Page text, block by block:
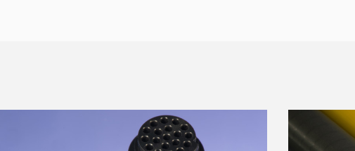
Update
KUNSTSTOFF
SHOP